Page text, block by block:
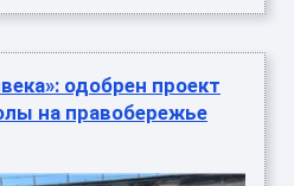
одобрен проект
на правобережье